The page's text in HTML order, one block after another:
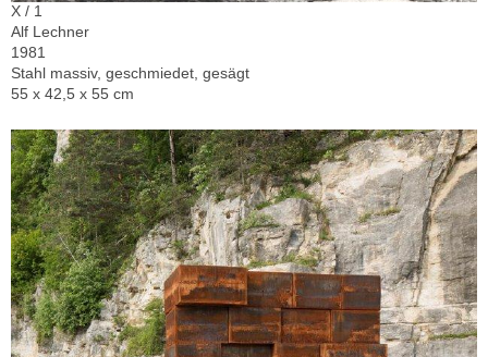
X / 1
Alf Lechner
1981
Stahl massiv, geschmiedet, gesägt
55 x 42,5 x 55 cm